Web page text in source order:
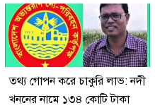
তথ্য গোপন করে চাকুরি লাভ: নদী
খননের নামে ১৩৪ কোটি টাকা